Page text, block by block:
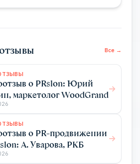
Все →
о PRslon: Юрий
маркетолог WoodGrand
о PR-продвижении
А. Уварова, РКБ